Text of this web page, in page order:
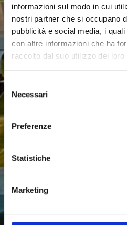
informazioni sul modo in cui
nostri partner che si occupano
pubblicità e social media, i
con altre informazioni che ha
raccolto dal suo utilizzo dei loro
Selezione
delNecessari
Preferenze
Statistiche
Marketing
IL LOCALE
PRENOTA ONLINE